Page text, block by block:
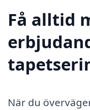
Få alltid
När du